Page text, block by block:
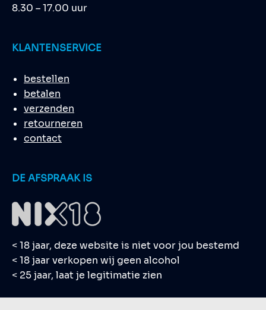
8.30 – 17.00 uur
KLANTENSERVICE
bestellen
betalen
verzenden
retourneren
contact
DE AFSPRAAK IS
< 18 jaar, deze website is niet voor jou bestemd
< 18 jaar verkopen wij geen alcohol
< 25 jaar, laat je legitimatie zien